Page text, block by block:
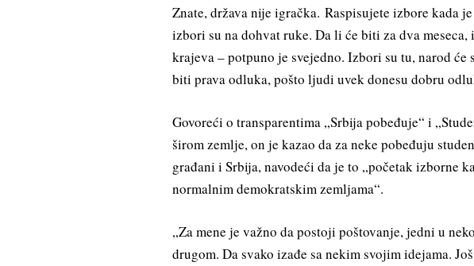
Znate, država nije igračka. Raspisujete izbore kada
izbori su na dohvat ruke. Da li će biti za dva meseca,
krajeva – potpuno je svejedno. Izbori su tu, narod će
biti prava odluka, pošto ljudi uvek donesu dobru
Govoreći o transparentima „Srbija pobeđuje“ i
širom zemlje, on je kazao da za neke pobeđuju
građani i Srbija, navodeći da je to „početak izborne
normalnim demokratskim zemljama“.
„Za mene je važno da postoji poštovanje, jedni u
drugom. Da svako izađe sa nekim svojim idejama.